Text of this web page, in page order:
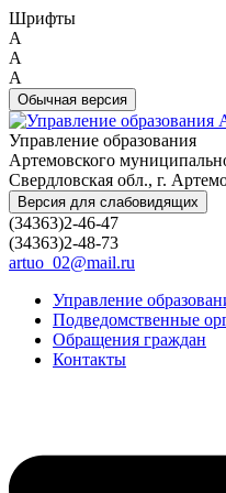
Шрифты
A
A
A
Обычная версия
Управление образования
Артемовского
Свердловская обл., г.
Версия для слабовидящих
(34363)2-46-47
(34363)2-48-73
artuo_02@mail.ru
Управление
Подведомственные
Обращения граждан
Контакты